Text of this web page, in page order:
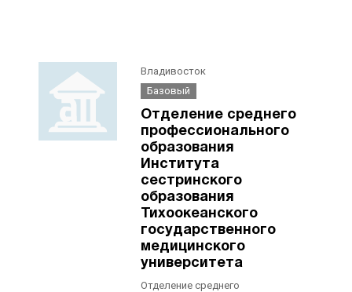
Владивосток
Базовый
Отделение среднего
профессионального
образования
Института
сестринского
образования
Тихоокеанского
государственного
медицинского
университета
Отделение среднего